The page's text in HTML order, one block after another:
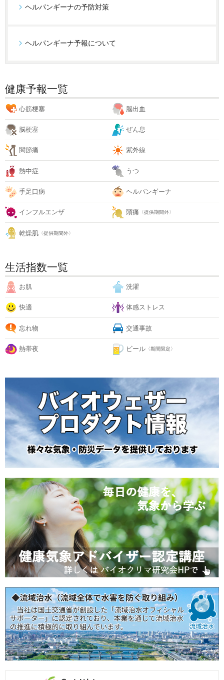
ヘルパンギーナの予防対策
ヘルパンギーナ予報について
健康予報一覧
心筋梗塞 脳出血
脳梗塞 ぜん息
関節痛 紫外線
熱中症 うつ
手足口病 ヘルパンギーナ
インフルエンザ 頭痛 〈提供期間外〉
乾燥肌 〈提供期間外〉
生活指数一覧
お肌 洗濯
快適 体感ストレス
忘れ物 交通事故
熱帯夜 ビール 〈期間限定〉